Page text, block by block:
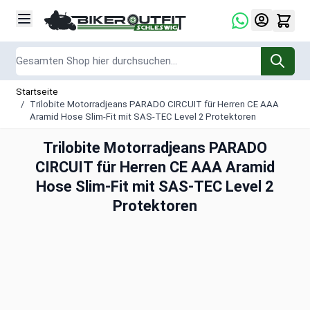
Startseite
/ Trilobite Motorradjeans PARADO CIRCUIT für Herren CE AAA
Aramid Hose Slim-Fit mit SAS-TEC Level 2 Protektoren
Trilobite Motorradjeans PARADO
CIRCUIT für Herren CE AAA Aramid
Hose Slim-Fit mit SAS-TEC Level 2
Protektoren